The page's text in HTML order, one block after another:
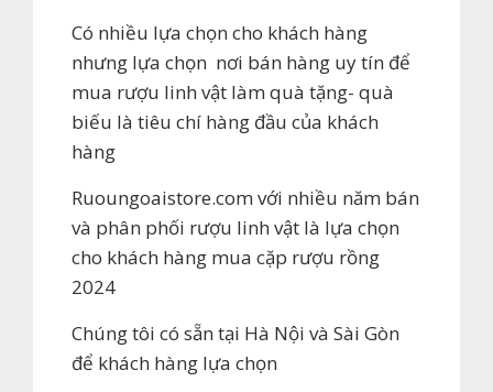
Có nhiều lựa chọn cho khách hàng
nhưng lựa chọn nơi bán hàng uy tín để
mua rượu linh vật làm quà tặng- quà
biếu là tiêu chí hàng đầu của khách
hàng
Ruoungoaistore.com với nhiều năm bán
và phân phối rượu linh vật là lựa chọn
cho khách hàng mua cặp rượu rồng
2024
Chúng tôi có sẵn tại Hà Nội và Sài Gòn
để khách hàng lựa chọn